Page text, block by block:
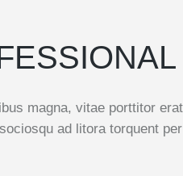
magna, vitae porttitor
ad litora torquent